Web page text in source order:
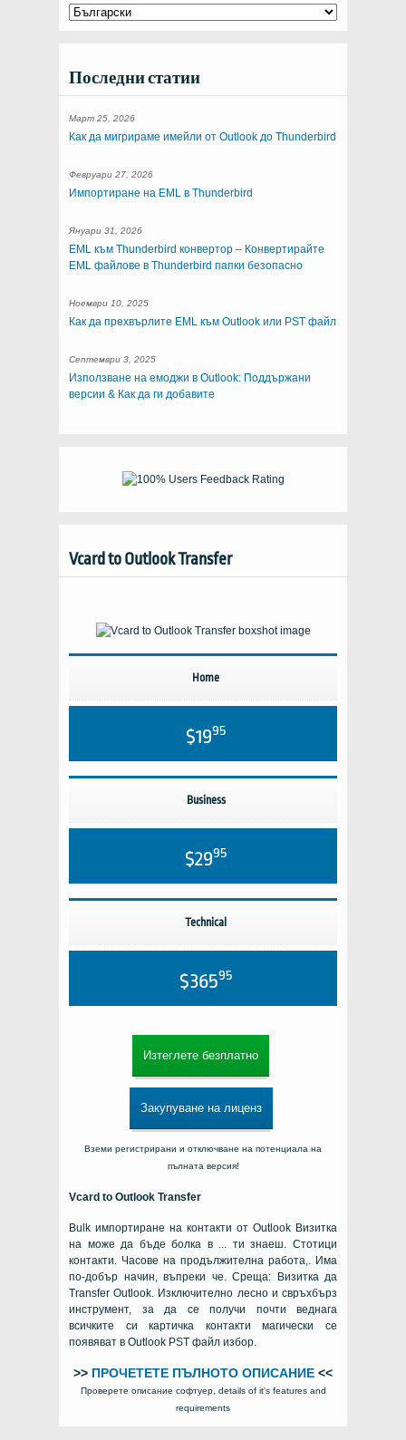
Последни статии
Март 25, 2026
Как да мигрираме имейли от Outlook до Thunderbird
Февруари 27, 2026
Импортиране на EML в Thunderbird
Януари 31, 2026
EML към Thunderbird конвертор – Конвертирайте
EML файлове в Thunderbird папки безопасно
Ноември 10, 2025
Как да прехвърлите EML към Outlook или PST файл
Септември 3, 2025
Използване на емоджи в Outlook: Поддържани
версии & Как да ги добавите
Vcard to Outlook Transfer
Home
$1995
Business
$2995
Technical
$36595
Изтеглете безплатно
Закупуване на лиценз
Вземи регистрирани и отключване на потенциала на
пълната версия!
Vcard to Outlook Transfer
Bulk импортиране на контакти от Outlook Визитка
на може да бъде болка в ... ти знаеш. Стотици
контакти. Часове на продължителна работа,. Има
по-добър начин, въпреки че. Среща: Визитка да
Transfer Outlook. Изключително лесно и свръхбърз
инструмент, за да се получи почти веднага
всичките си картичка контакти магически се
появяват в Outlook PST файл избор.
>> ПРОЧЕТЕТЕ ПЪЛНОТО ОПИСАНИЕ <<
Проверете описание софтуер, details of it's features and
requirements